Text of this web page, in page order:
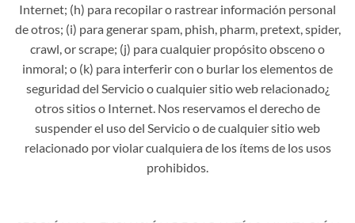
Internet; (h) para recopilar o rastrear información personal
de otros; (i) para generar spam, phish, pharm, pretext, spider,
crawl, or scrape; (j) para cualquier propósito obsceno o
inmoral; o (k) para interferir con o burlar los elementos de
seguridad del Servicio o cualquier sitio web relacionado¿
otros sitios o Internet. Nos reservamos el derecho de
suspender el uso del Servicio o de cualquier sitio web
relacionado por violar cualquiera de los ítems de los usos
prohibidos.